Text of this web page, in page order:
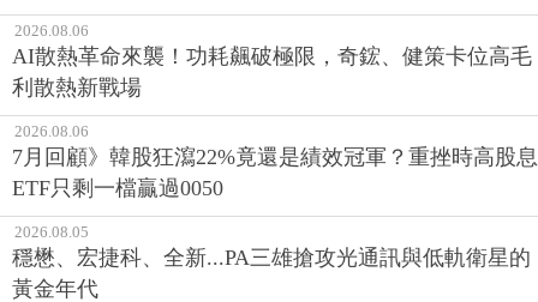
2026.08.06
AI散熱革命來襲！功耗飆破極限，奇鋐、健策卡位高毛
利散熱新戰場
2026.08.06
7月回顧》韓股狂瀉22%竟還是績效冠軍？重挫時高股息
ETF只剩一檔贏過0050
2026.08.05
穩懋、宏捷科、全新...PA三雄搶攻光通訊與低軌衛星的
黃金年代